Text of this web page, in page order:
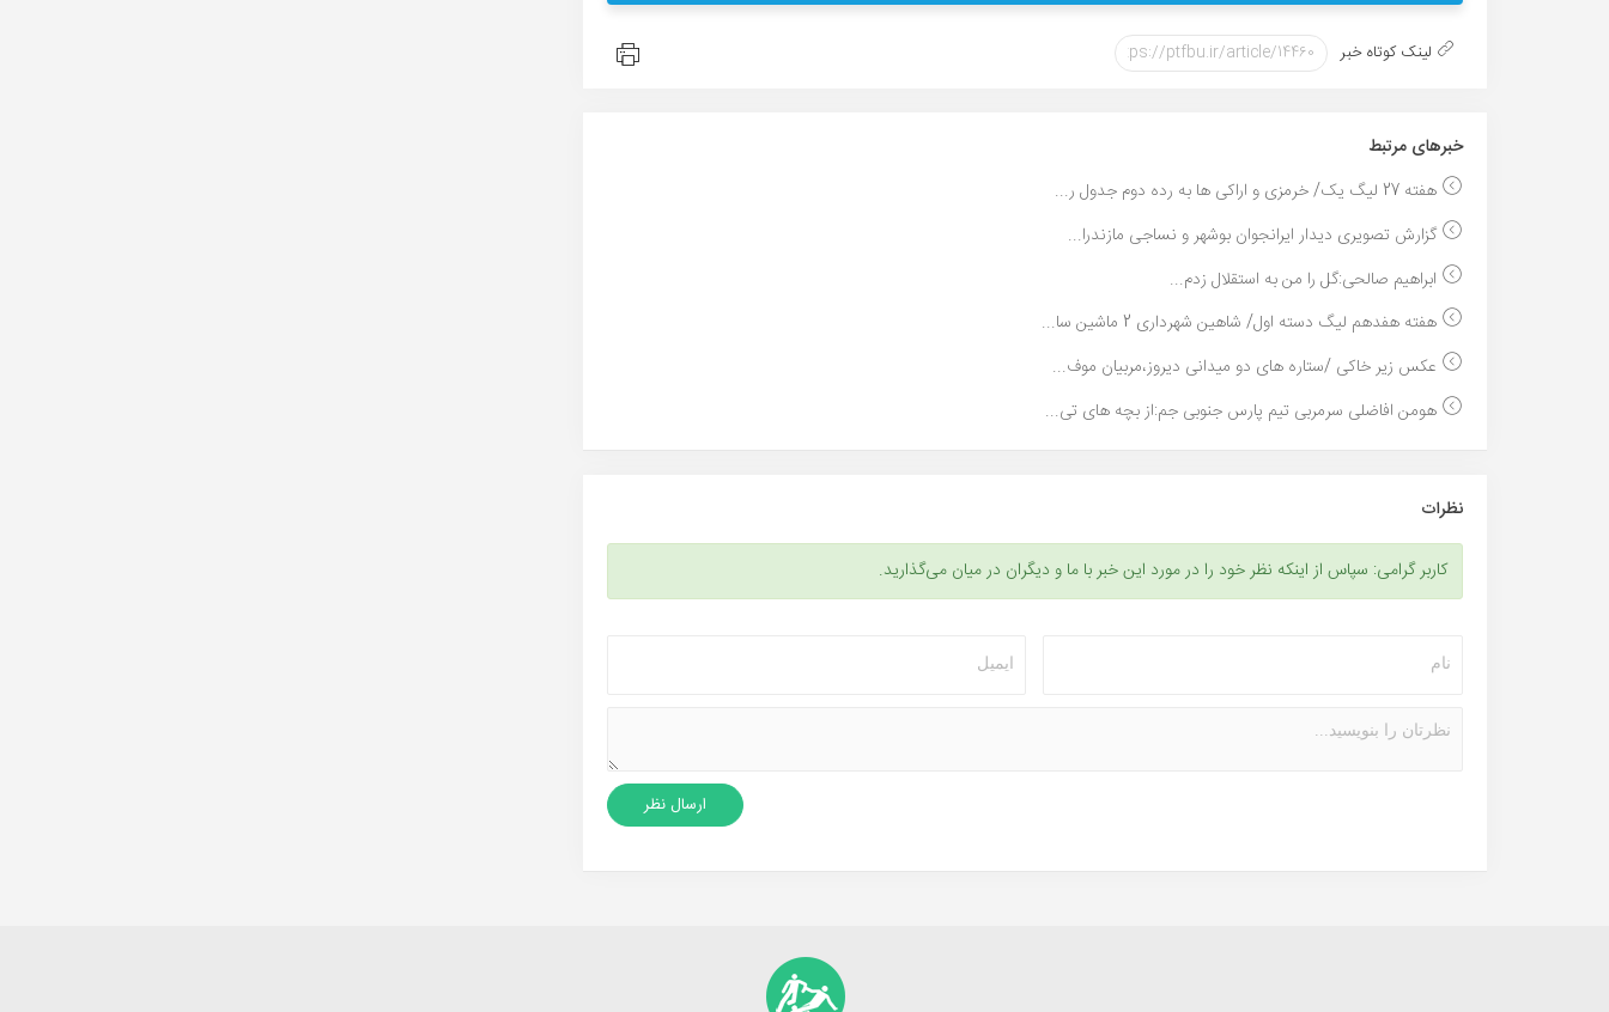
لینک کوتاه خبر
خبر‌های مرتبط
هفته 27 لیگ یک/ خرمزی و اراکی ها به رده دوم جدول ر...
گزارش تصویرى دیدار ایرانجوان بوشهر و نساجى مازندرا...
ابراهیم صالحی:گل را من به استقلال زدم...
هفته هفدهم لیگ دسته اول/ شاهین شهرداری 2 ماشین سا...
عکس زیر خاکی /ستاره های دو میدانی دیروز،مربیان موف...
هومن افاضلی سرمربی تیم پارس جنوبی جم:از بچه های تی...
نظرات
کاربر گرامی: سپاس از اینکه نظر خود را در مورد این خبر با ما و دیگران در میان می‌گذارید.